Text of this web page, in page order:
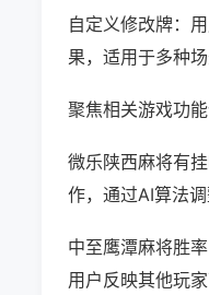
自定义修改牌：
果，适用于多种
聚焦相关游戏功能
微乐陕西麻将有
作，通过AI算法调
中至鹰潭麻将胜
用户反映其他玩